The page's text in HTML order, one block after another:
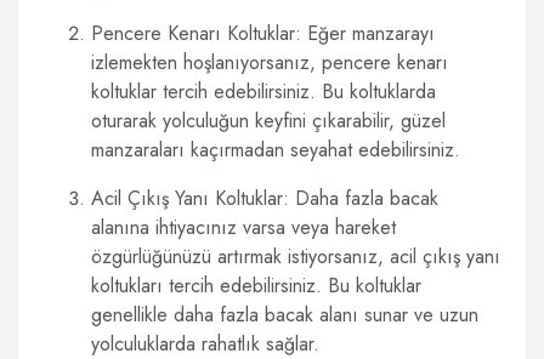
Pencere Kenarı Koltuklar: Eğer manzarayı
izlemekten hoşlanıyorsanız, pencere kenarı
koltuklar tercih edebilirsiniz. Bu koltuklarda
oturarak yolculuğun keyfini çıkarabilir, güzel
manzaraları kaçırmadan seyahat edebilirsiniz.
Acil Çıkış Yanı Koltuklar: Daha fazla bacak
alanına ihtiyacınız varsa veya hareket
özgürlüğünüzü artırmak istiyorsanız, acil çıkış yanı
koltukları tercih edebilirsiniz. Bu koltuklar
genellikle daha fazla bacak alanı sunar ve uzun
yolculuklarda rahatlık sağlar.